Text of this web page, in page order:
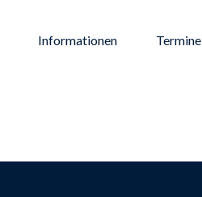
Informationen Termine